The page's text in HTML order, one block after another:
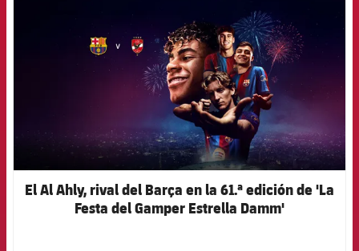
El Al Ahly, rival del Barça en la 61.ª edición de 'La
Festa del Gamper Estrella Damm'